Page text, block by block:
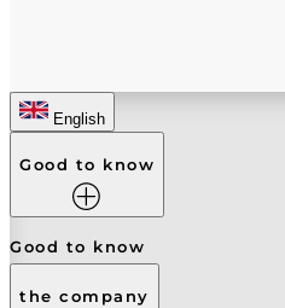
English
Good to know
Good to know
the company